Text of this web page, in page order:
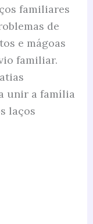
familiares
de
e mágoas
familiar.
unir a família
laços